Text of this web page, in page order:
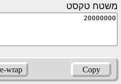
משטח טקסט
Copy
wrap